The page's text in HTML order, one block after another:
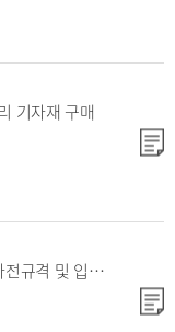
기자재 구매
[긴급]2026년 전승지원 사업 회계검증 용역 사전규격 및 입찰공고